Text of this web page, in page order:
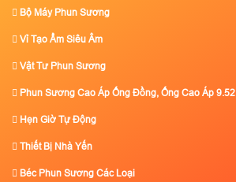
Bộ Máy Phun Sương
Vỉ Tạo Ẩm Siêu Âm
Vật Tư Phun Sương
Phun Sương Cao Áp Ống Đồng, Ống Cao Áp 9.52
Hẹn Giờ Tự Động
Thiết Bị Nhà Yến
Béc Phun Sương Các Loại